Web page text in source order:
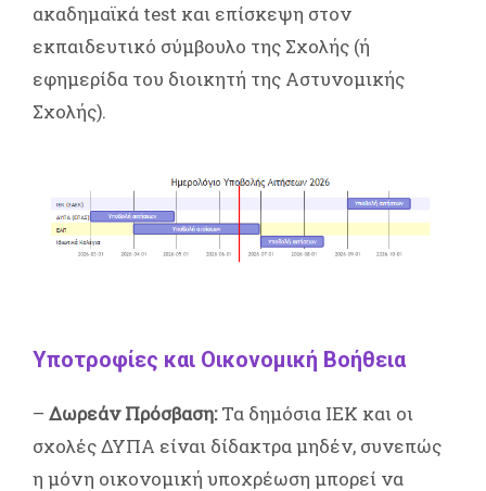
ακαδημαϊκά test και επίσκεψη στον
εκπαιδευτικό σύμβουλο της Σχολής (ή
εφημερίδα του διοικητή της Αστυνομικής
Σχολής).
Υποτροφίες και Οικονομική Βοήθεια
– Δωρεάν Πρόσβαση:Τα δημόσια ΙΕΚ και οι
σχολές ΔΥΠΑ είναι δίδακτρα μηδέν, συνεπώς
η μόνη οικονομική υποχρέωση μπορεί να